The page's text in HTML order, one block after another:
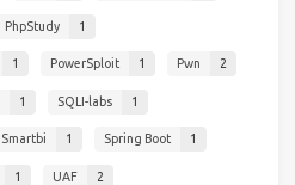
PhpStudy 1
1 PowerSploit 1 Pwn 2
1 SQLI-labs 1
Smartbi 1 Spring Boot 1
1 UAF 2